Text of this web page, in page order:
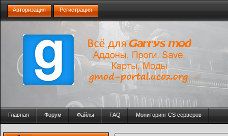
Авторизация Регистрация
Главная Форум Файлы FAQ Мониторинг CS серверов